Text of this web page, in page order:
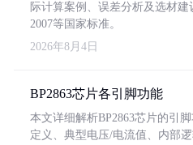
际计算案例、误差分析及选材建
2007等国家标准。
2026年8月4日
BP2863芯片各引脚功能
本文详细解析BP2863芯片的引
定义、典型电压/电流值、内部